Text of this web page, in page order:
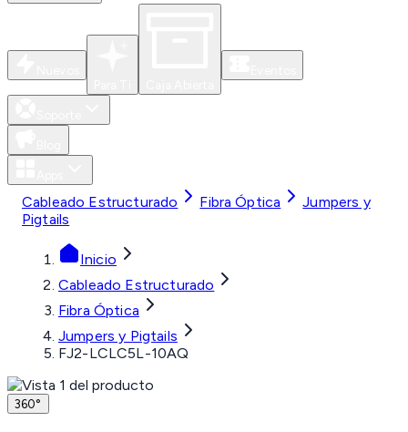
Cableado Estructurado Fibra Óptica
Jumpers y
Pigtails
Inicio
Cableado Estructurado
Fibra Óptica
Jumpers y Pigtails
FJ2-LCLC5L-10AQ
360°